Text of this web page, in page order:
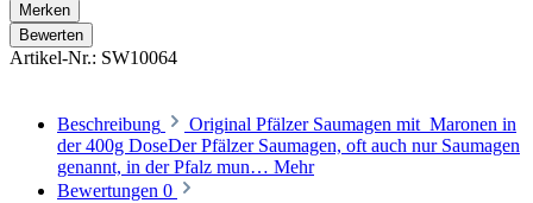
Merken
Bewerten
Artikel-Nr.: SW10064
Beschreibung
Original Pfälzer Saumagen mit Maronen in
der 400g DoseDer Pfälzer Saumagen, oft auch nur Saumagen
genannt, in der Pfalz mun… Mehr
Bewertungen 0